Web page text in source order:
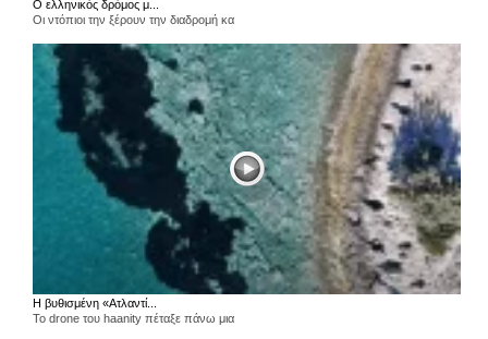
Ο ελληνικός δρόμος μ...
Οι ντόπιοι την ξέρουν την διαδρομή κα
Η βυθισμένη «Ατλαντί...
Το drone του haanity πέταξε πάνω μια